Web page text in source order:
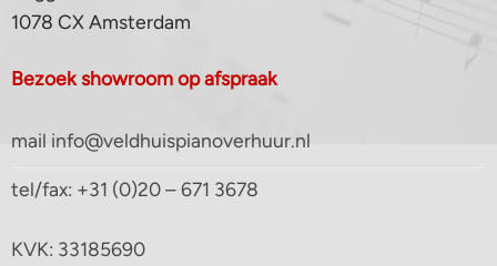
1078 CX Amsterdam
Bezoek showroom op afspraak
mail info@veldhuispianoverhuur.nl
tel/fax: +31 (0)20 – 671 3678
KVK: 33185690